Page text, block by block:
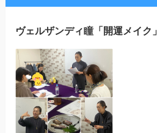
ヴェルザンディ瞳「開運メイク」